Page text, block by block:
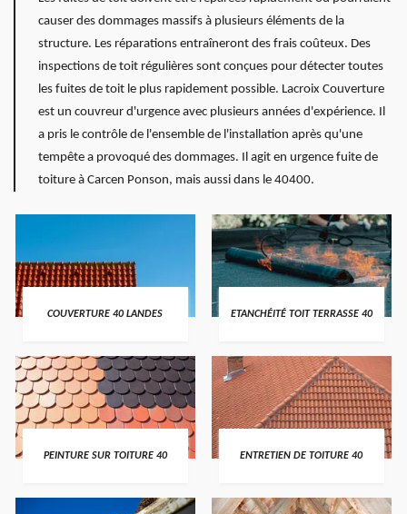
causer des dommages massifs à plusieurs éléments de la
structure. Les réparations entraîneront des frais coûteux. Des
inspections de toit régulières sont conçues pour détecter toutes
les fuites de toit le plus rapidement possible. Lacroix Couverture
est un couvreur d'urgence avec plusieurs années d'expérience. Il
a pris le contrôle de l'ensemble de l'installation après qu'une
tempête a provoqué des dommages. Il agit en urgence fuite de
toiture à Carcen Ponson, mais aussi dans le 40400.
COUVERTURE 40 LANDES ETANCHÉITÉ TOIT TERRASSE 40
PEINTURE SUR TOITURE 40 ENTRETIEN DE TOITURE 40